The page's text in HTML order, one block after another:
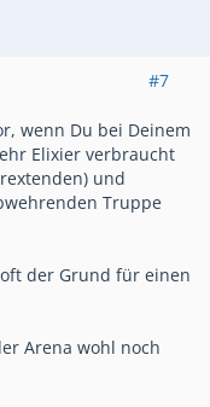
#7
wenn Du bei Deinem
Elixier verbraucht
und
Truppe
der Grund für einen
Arena wohl noch